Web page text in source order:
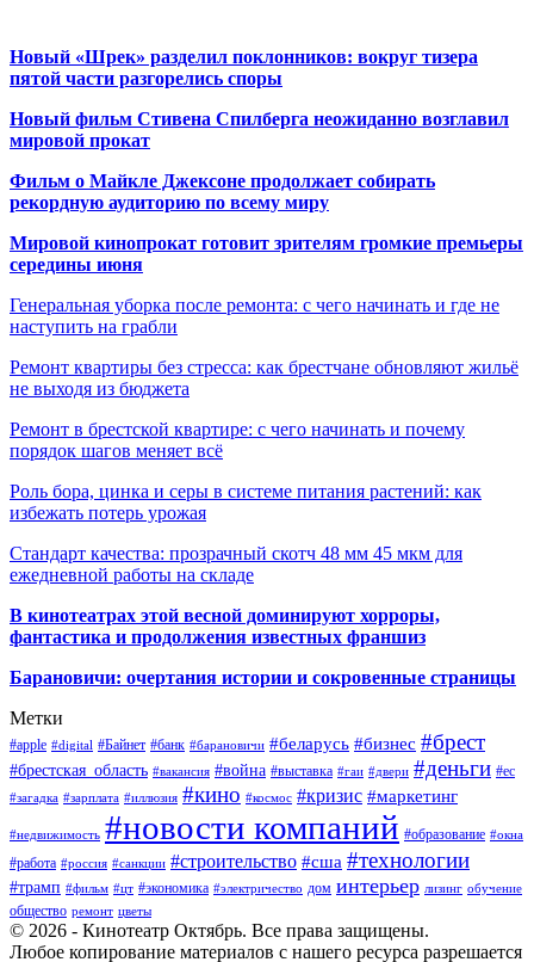
Новый «Шрек» разделил поклонников: вокруг тизера
пятой части разгорелись споры
Новый фильм Стивена Спилберга неожиданно возглавил
мировой прокат
Фильм о Майкле Джексоне продолжает собирать
рекордную аудиторию по всему миру
Мировой кинопрокат готовит зрителям громкие премьеры
середины июня
Генеральная уборка после ремонта: с чего начинать и где не
наступить на грабли
Ремонт квартиры без стресса: как брестчане обновляют жильё
не выходя из бюджета
Ремонт в брестской квартире: с чего начинать и почему
порядок шагов меняет всё
Роль бора, цинка и серы в системе питания растений: как
избежать потерь урожая
Стандарт качества: прозрачный скотч 48 мм 45 мкм для
ежедневной работы на складе
В кинотеатрах этой весной доминируют хорроры,
фантастика и продолжения известных франшиз
Барановичи: очертания истории и сокровенные страницы
Метки
#apple #digital #Байнет #банк #барановичи #беларусь #бизнес #брест
#брестская_область #вакансия #война #выставка #гаи #двери #деньги #ес
#загадка #зарплата #иллюзия #кино #космос #кризис #маркетинг
#недвижимость #новости компаний #образование #окна
#работа #россия #санкции #строительство #сша #технологии
#трамп #фильм #цт #экономика #электричество дом интерьер лизинг обучение
общество ремонт цветы
© 2026 - Кинотеатр Октябрь. Все права защищены.
Любое копирование материалов с нашего ресурса разрешается